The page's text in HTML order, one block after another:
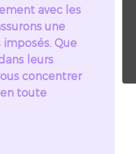
avec les
une
Que
leurs
concentrer
toute